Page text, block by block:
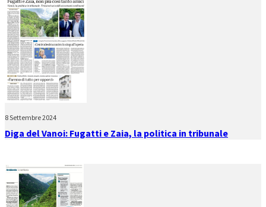
8 Settembre 2024
Diga del Vanoi: Fugatti e Zaia, la politica in tribunale